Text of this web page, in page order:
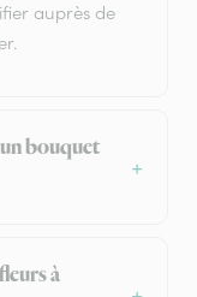
auprès de
bouquet
à